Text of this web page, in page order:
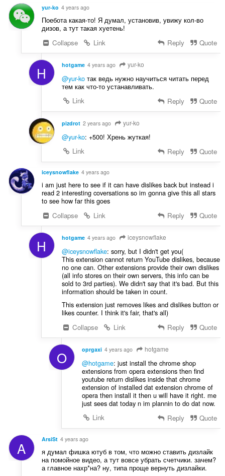
:u
l
è
u
l
e
u
l
è
i
:
yur-ko 4 years ago
Поебота какая-то! Я думал, установив, увижу кол-во
дизов, а тут такая хуетень!
Collapse
Link Reply Quote
H hotgame 4 years ago yur-ko
@yur-koтак ведь нужно научиться читать перед
тем как что-то устанавливать.
Link
Reply Quote
pizdrot 2 years ago yur-ko
@yur-ko: +500! Хрень жуткая!
Link
Reply Quote
iceysnowflake 4 years ago
i am just here to see if it can have dislikes back but instead i
read 2 interesting coversations so im gonna give this all stars
to see how far this goes
Collapse
Link Reply Quote
H hotgame 4 years ago iceysnowflake
@iceysnowflake: sorry, but I didn't get you(
This extension cannot return YouTube dislikes, because
no one can. Other extensions provide their own dislikes
(all info stores on their own servers, this info can be
sold to 3rd parties). We didn't say that it's bad. But this
information should be taken in count.
This extension just removes likes and dislikes button or
likes counter. I think it's fair, that's all)
Collapse
Link Reply Quote
O oprgaxi 4 years ago hotgame
@hotgame: just install the chrome shop
extensions from opera extensions then find
youtube return dislikes inside that chrome
extension of installed dat extension chrome of
opera then install it then u will have it right. me
just sees dat today n im plannin to do dat now.
Link
Reply Quote
A ArsiSt 4 years ago
я думал фишка ютуб в том, что можно ставить дизлайк
на помойное видео, а тут вовсе убрать счетчики. зачем?
а главное нахр*на? ну, типа проще вернуть дизлайки.